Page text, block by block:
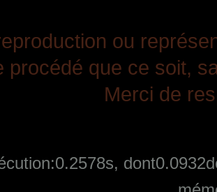
ou
procédé que ce soit,
Merci de